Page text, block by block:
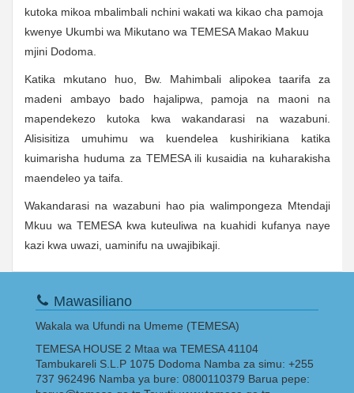
kutoka mikoa mbalimbali nchini wakati wa kikao cha pamoja
kwenye Ukumbi wa Mikutano wa TEMESA Makao Makuu
mjini Dodoma.
Katika mkutano huo, Bw. Mahimbali alipokea taarifa za
madeni ambayo bado hajalipwa, pamoja na maoni na
mapendekezo kutoka kwa wakandarasi na wazabuni.
Alisisitiza umuhimu wa kuendelea kushirikiana katika
kuimarisha huduma za TEMESA ili kusaidia na kuharakisha
maendeleo ya taifa.
Wakandarasi na wazabuni hao pia walimpongeza Mtendaji
Mkuu wa TEMESA kwa kuteuliwa na kuahidi kufanya naye
kazi kwa uwazi, uaminifu na uwajibikaji.
Mawasiliano
Wakala wa Ufundi na Umeme (TEMESA)
TEMESA HOUSE 2 Mtaa wa TEMESA 41104
Tambukareli S.L.P 1075 Dodoma Namba za simu: +255
737 962496 Namba ya bure: 0800110379 Barua pepe: